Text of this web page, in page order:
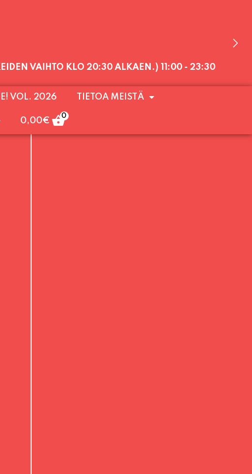
VAIHTO KLO 20:30 ALKAEN.) 11:00 - 23:30
OLEMME AVOINNA VIIKONLOPPUISIN (PE-
VOL. 2026 TIETOA MEISTÄ
0,00€
0